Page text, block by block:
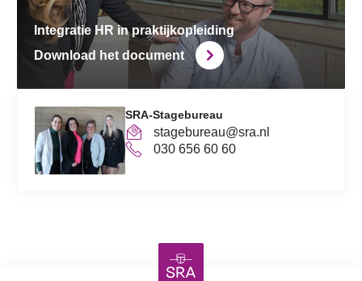
Integratie HR in praktijkopleiding
Download het document
SRA-Stagebureau
stagebureau@sra.nl
030 656 60 60